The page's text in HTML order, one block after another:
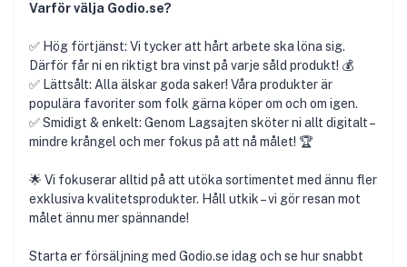
Varför välja Godio.se?
✅ Hög förtjänst: Vi tycker att hårt arbete ska löna sig.
Därför får ni en riktigt bra vinst på varje såld produkt! 💰
✅ Lättsålt: Alla älskar goda saker! Våra produkter är
populära favoriter som folk gärna köper om och om igen.
✅ Smidigt & enkelt: Genom Lagsajten sköter ni allt digitalt –
mindre krångel och mer fokus på att nå målet! 🏆
🌟 Vi fokuserar alltid på att utöka sortimentet med ännu fler
exklusiva kvalitetsprodukter. Håll utkik – vi gör resan mot
målet ännu mer spännande!
Starta er försäljning med Godio.se idag och se hur snabbt